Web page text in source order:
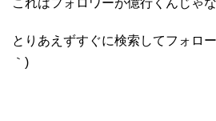
とりあえずすぐに検索してフォロ
｀)